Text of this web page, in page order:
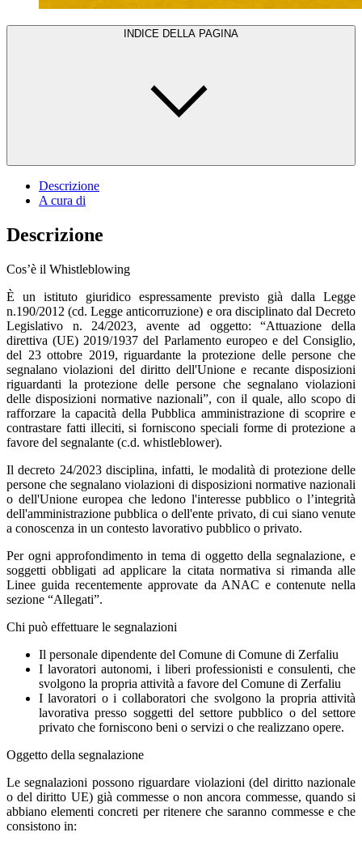
INDICE DELLA PAGINA
Descrizione
A cura di
Descrizione
Cos’è il Whistleblowing
È un istituto giuridico espressamente previsto già dalla Legge
n.190/2012 (cd. Legge anticorruzione) e ora disciplinato dal Decreto
Legislativo n. 24/2023, avente ad oggetto: “Attuazione della
direttiva (UE) 2019/1937 del Parlamento europeo e del Consiglio,
del 23 ottobre 2019, riguardante la protezione delle persone che
segnalano violazioni del diritto dell'Unione e recante disposizioni
riguardanti la protezione delle persone che segnalano violazioni
delle disposizioni normative nazionali”, con il quale, allo scopo di
rafforzare la capacità della Pubblica amministrazione di scoprire e
contrastare fatti illeciti, si forniscono speciali forme di protezione a
favore del segnalante (c.d. whistleblower).
Il decreto 24/2023 disciplina, infatti, le modalità di protezione delle
persone che segnalano violazioni di disposizioni normative nazionali
o dell'Unione europea che ledono l'interesse pubblico o l’integrità
dell'amministrazione pubblica o dell'ente privato, di cui siano venute
a conoscenza in un contesto lavorativo pubblico o privato.
Per ogni approfondimento in tema di oggetto della segnalazione, e
soggetti obbligati ad applicare la citata normativa si rimanda alle
Linee guida recentemente approvate da ANAC e contenute nella
sezione “Allegati”.
Chi può effettuare le segnalazioni
Il personale dipendente del Comune di Comune di Zerfaliu
I lavoratori autonomi, i liberi professionisti e consulenti, che
svolgono la propria attività a favore del Comune di Zerfaliu
I lavoratori o i collaboratori che svolgono la propria attività
lavorativa presso soggetti del settore pubblico o del settore
privato che forniscono beni o servizi o che realizzano opere.
Oggetto della segnalazione
Le segnalazioni possono riguardare violazioni (del diritto nazionale
o del diritto UE) già commesse o non ancora commesse, quando si
abbiano elementi concreti per ritenere che saranno commesse e che
consistono in: